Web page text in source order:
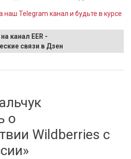
наш Telegram канал и будьте в курсе
канал EER -
связи в Дзен
генерал-майора Олег Бойко
о
Wildberries с